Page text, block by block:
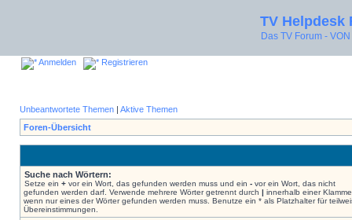
TV Helpdesk
Das TV Forum -
Anmelden Registrieren
Unbeantwortete Themen | Aktive Themen
Foren-Übersicht
Suche nach Wörtern:
Setze ein + vor ein Wort, das gefunden werden muss und ein - vor ein Wort, das nicht
gefunden werden darf. Verwende mehrere Wörter getrennt durch | innerhalb einer
wenn nur eines der Wörter gefunden werden muss. Benutze ein * als Platzhalter für
Übereinstimmungen.